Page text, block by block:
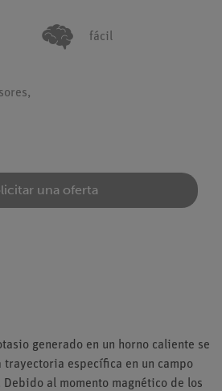
fácil
una oferta
generado en un horno caliente se
trayectoria específica en un campo
al momento magnético de los